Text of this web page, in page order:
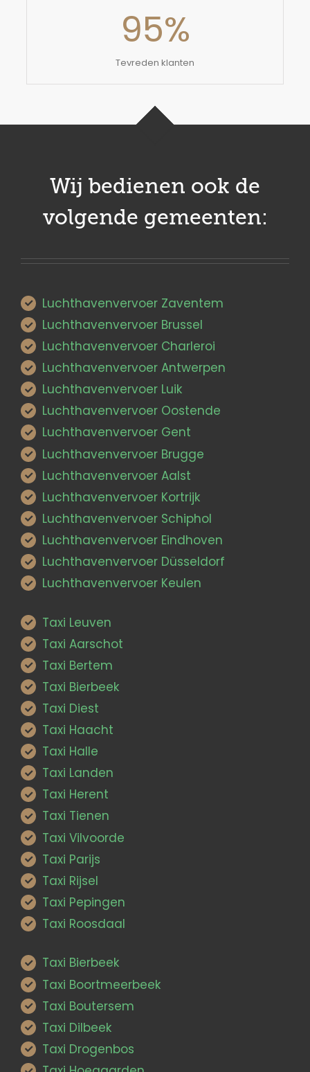
95%
Tevreden klanten
Wij bedienen ook de
volgende gemeenten:
Luchthavenvervoer Zaventem
Luchthavenvervoer Brussel
Luchthavenvervoer Charleroi
Luchthavenvervoer Antwerpen
Luchthavenvervoer Luik
Luchthavenvervoer Oostende
Luchthavenvervoer Gent
Luchthavenvervoer Brugge
Luchthavenvervoer Aalst
Luchthavenvervoer Kortrijk
Luchthavenvervoer Schiphol
Luchthavenvervoer Eindhoven
Luchthavenvervoer Düsseldorf
Luchthavenvervoer Keulen
Taxi Leuven
Taxi Aarschot
Taxi Bertem
Taxi Bierbeek
Taxi Diest
Taxi Haacht
Taxi Halle
Taxi Landen
Taxi Herent
Taxi Tienen
Taxi Vilvoorde
Taxi Parijs
Taxi Rijsel
Taxi Pepingen
Taxi Roosdaal
Taxi Bierbeek
Taxi Boortmeerbeek
Taxi Boutersem
Taxi Dilbeek
Taxi Drogenbos